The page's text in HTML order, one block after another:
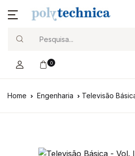
0
Home Engenharia Televisão